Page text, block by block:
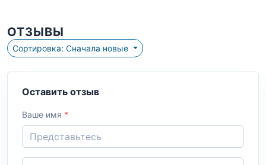
ОТЗЫВЫ
Сортировка: Сначала новые
Оставить отзыв
Ваше имя *